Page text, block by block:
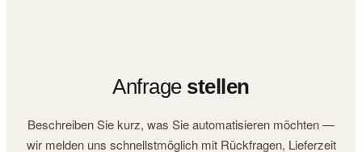
Anfrage stellen
Beschreiben Sie kurz, was Sie automatisieren möchten —
wir melden uns schnellstmöglich mit Rückfragen, Lieferzeit